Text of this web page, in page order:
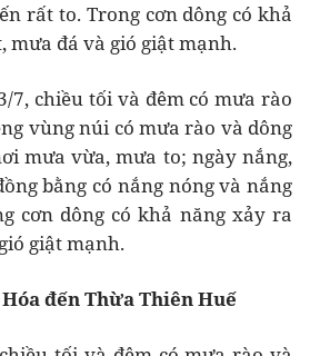
rất to. Trong cơn dông có khả
mưa đá và gió giật mạnh.
7, chiều tối và đêm có mưa rào
vùng núi có mưa rào và dông
mưa vừa, mưa to; ngày nắng,
bằng có nắng nóng và nắng
cơn dông có khả năng xảy ra
giật mạnh.
đến Thừa Thiên Huế